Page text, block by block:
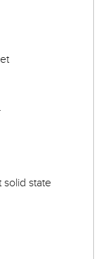
solid state